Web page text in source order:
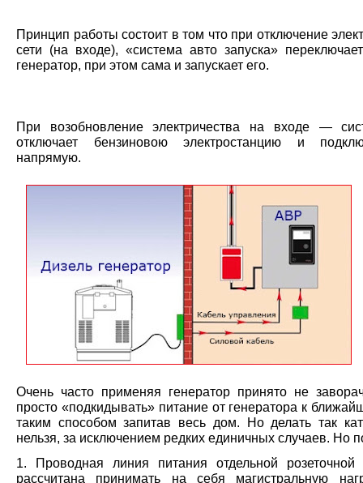
Принцип работы состоит в том что при отключение
сети (на входе), «система авто запуска»
генератор, при этом сама и запускает его.
При возобновление электричества на входе —
отключает бензиновою электростанцию и
напрямую.
Очень часто применяя генератор принято не
просто «подкидывать» питание от генератора к
таким способом запитав весь дом. Но делать так
нельзя, за исключением редких единичных случаев. Но
1. Проводная линия питания отдельной
рассчитана принимать на себя магистральную